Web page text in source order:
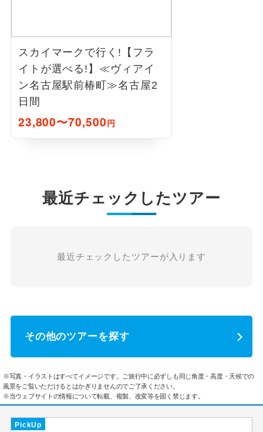
スカイマークで行く!【フラ
イトが選べる!】≪ヴィアイ
ン名古屋駅前椿町≫名古屋2
日間
23,800〜70,500円
最近チェックしたツアー
最近チェックしたツアーが入ります
その他のツアーを探す
※写真・イラストはすべてイメージです。ご旅行中に必ずしも同じ角度・高度・天候での
風景をご覧いただけるとはかぎりませんのでご了承ください。
※当ウェブサイトの情報について転載、複製、改変等を固く禁じます。
PickUp